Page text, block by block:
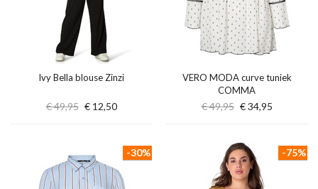
Ivy Bella blouse Zinzi
€ 49,95 € 12,50
VERO MODA curve tuniek
COMMA
€ 49,95 € 34,95
-30% -75%